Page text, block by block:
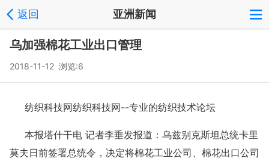
返回 亚洲新闻
乌加强棉花工业出口管理
2018-11-12 浏览:6
纺织科技网纺织科技网--专业的纺织技术论坛
本报塔什干电 记者李垂发报道：乌兹别克斯坦总统卡里
莫夫日前签署总统令，决定将棉花工业公司、棉花出口公司